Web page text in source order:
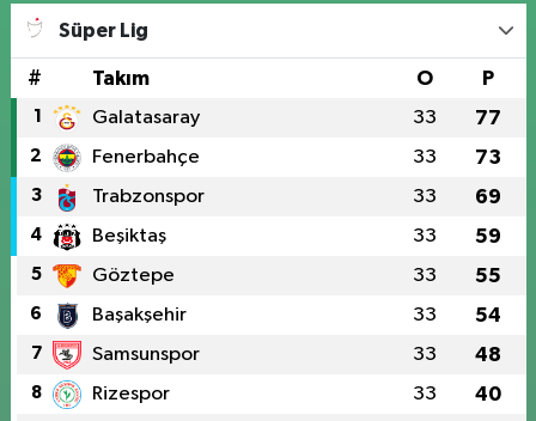
Süper Lig
# Takım O P
1 Galatasaray 33 77
2 Fenerbahçe 33 73
3 Trabzonspor 33 69
4 Beşiktaş 33 59
5 Göztepe 33 55
6 Başakşehir 33 54
7 Samsunspor 33 48
8 Rizespor 33 40